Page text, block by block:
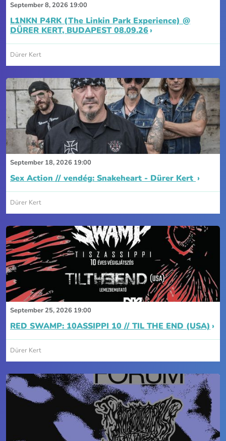
September 8, 2026 19:00
L1NKN P4RK (The Linkin Park Experience) @
DÜRER KERT, BUDAPEST 08.09.26
Dürer Kert
September 18, 2026 19:00
Sex Action // vendég: Snakeheart - Dürer Kert
Dürer Kert
September 25, 2026 19:00
RED SWAMP: 10ASSIPPI 10 // TIL THE END (USA)
Dürer Kert